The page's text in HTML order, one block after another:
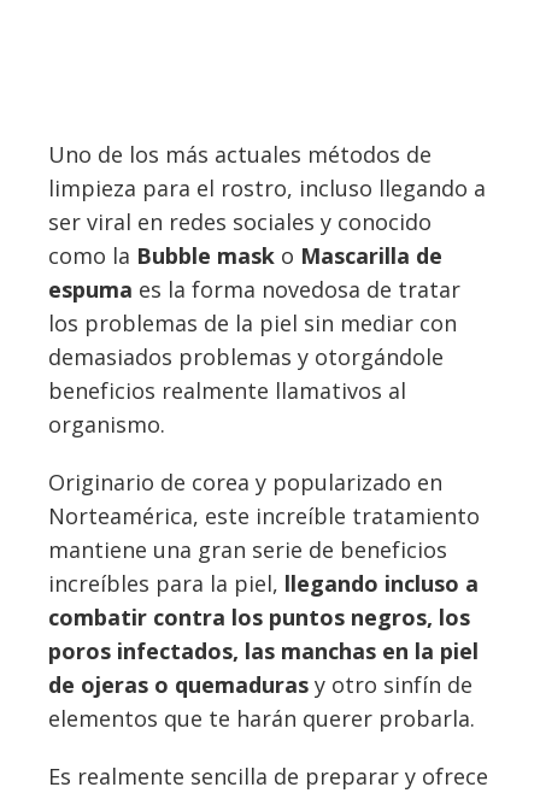
Uno de los más actuales métodos de
limpieza para el rostro, incluso llegando a
ser viral en redes sociales y conocido
como la Bubble mask o Mascarilla de
espuma es la forma novedosa de tratar
los problemas de la piel sin mediar con
demasiados problemas y otorgándole
beneficios realmente llamativos al
organismo.
Originario de corea y popularizado en
Norteamérica, este increíble tratamiento
mantiene una gran serie de beneficios
increíbles para la piel, llegando incluso a
combatir contra los puntos negros, los
poros infectados, las manchas en la piel
de ojeras o quemaduras y otro sinfín de
elementos que te harán querer probarla.
Es realmente sencilla de preparar y ofrece